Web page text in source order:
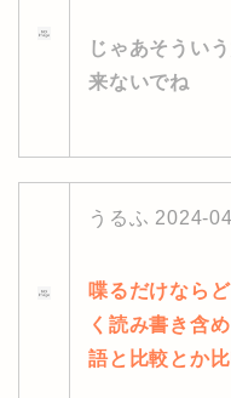
じゃあそうい
来ないでね
うるふ 2024-
喋るだけなら
く読み書き含
語と比較とか